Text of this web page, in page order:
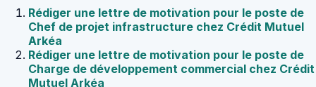
Rédiger une lettre de motivation pour le poste de
Chef de projet infrastructure chez Crédit Mutuel
Arkéa
Rédiger une lettre de motivation pour le poste de
Charge de développement commercial chez Crédit
Mutuel Arkéa